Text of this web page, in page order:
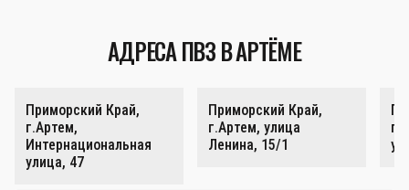
АДРЕСА ПВЗ В АРТЁМЕ
Приморский Край,
г.Артем,
Интернациональная
улица, 47
Приморский Край,
г.Артем, улица
Ленина, 15/1